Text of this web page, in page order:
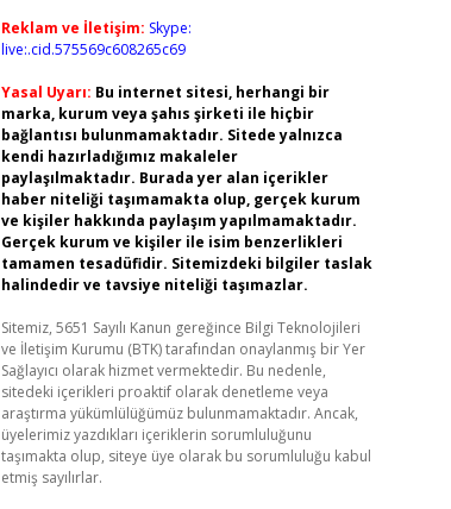
Reklam ve İletişim: Skype:
live:.cid.575569c608265c69
Yasal Uyarı: Bu internet sitesi, herhangi bir
marka, kurum veya şahıs şirketi ile hiçbir
bağlantısı bulunmamaktadır. Sitede yalnızca
kendi hazırladığımız makaleler
paylaşılmaktadır. Burada yer alan içerikler
haber niteliği taşımamakta olup, gerçek kurum
ve kişiler hakkında paylaşım yapılmamaktadır.
Gerçek kurum ve kişiler ile isim benzerlikleri
tamamen tesadüfidir. Sitemizdeki bilgiler taslak
halindedir ve tavsiye niteliği taşımazlar.
Sitemiz, 5651 Sayılı Kanun gereğince Bilgi Teknolojileri
ve İletişim Kurumu (BTK) tarafından onaylanmış bir Yer
Sağlayıcı olarak hizmet vermektedir. Bu nedenle,
sitedeki içerikleri proaktif olarak denetleme veya
araştırma yükümlülüğümüz bulunmamaktadır. Ancak,
üyelerimiz yazdıkları içeriklerin sorumluluğunu
taşımakta olup, siteye üye olarak bu sorumluluğu kabul
etmiş sayılırlar.